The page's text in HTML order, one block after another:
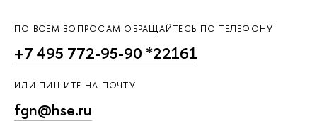
ПО ВСЕМ ВОПРОСАМ ОБРАЩАЙТЕСЬ ПО ТЕЛЕФОНУ
+7 495 772-95-90 *22161
ИЛИ ПИШИТЕ НА ПОЧТУ
fgn@hse.ru